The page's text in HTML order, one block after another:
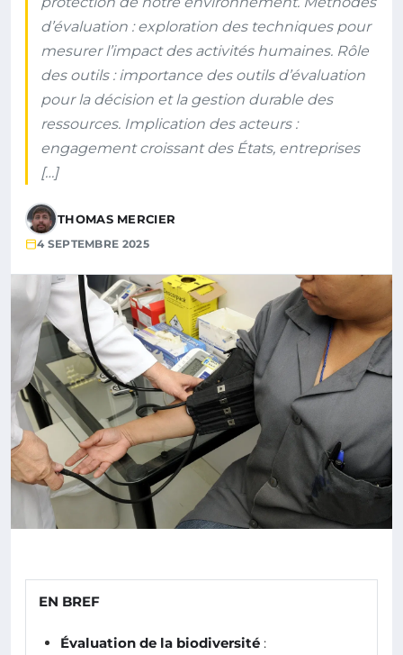
d’évaluation : exploration des techniques pour
mesurer l’impact des activités humaines. Rôle
des outils : importance des outils d’évaluation
pour la décision et la gestion durable des
ressources. Implication des acteurs :
engagement croissant des États, entreprises
[…]
THOMAS MERCIER
4 SEPTEMBRE 2025
EN BREF
Évaluation de la biodiversité :